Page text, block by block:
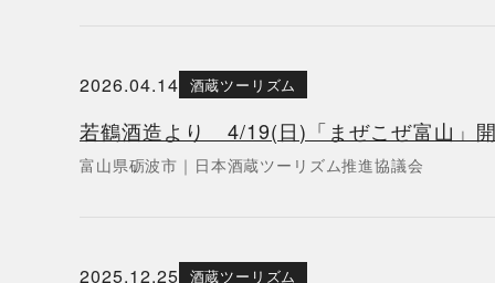
2026.04.14 酒蔵ツーリズム
若鶴酒造より 4/19(日)「まぜこぜ富山」
富山県砺波市 ｜ 日本酒蔵ツーリズム推進協議会
2025.12.25 酒蔵ツーリズム